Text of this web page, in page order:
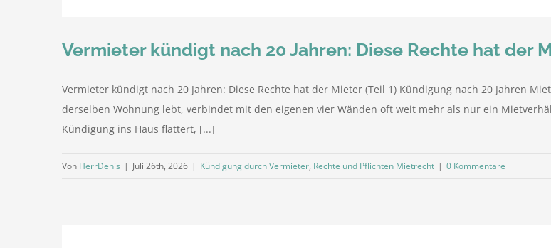
Vermieter kündigt nach 20 Jahren: Diese Rechte hat der
Vermieter kündigt nach 20 Jahren: Diese Rechte hat der Mieter (Teil 1) Kündigung nach 20 Jahren
derselben Wohnung lebt, verbindet mit den eigenen vier Wänden oft weit mehr als nur ein
Kündigung ins Haus flattert, [...]
Von HerrDenis | Juli 26th, 2026 | Kündigung durch Vermieter, Rechte und Pflichten Mietrecht | 0 Kommentare